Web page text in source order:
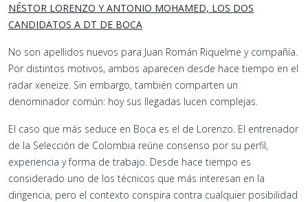
NÉSTOR LORENZO Y ANTONIO MOHAMED, LOS DOS
CANDIDATOS A DT DE BOCA
No son apellidos nuevos para Juan Román Riquelme y compañía.
Por distintos motivos, ambos aparecen desde hace tiempo en el
radar xeneize. Sin embargo, también comparten un
denominador común: hoy sus llegadas lucen complejas.
El caso que más seduce en Boca es el de Lorenzo. El entrenador
de la Selección de Colombia reúne consenso por su perfil,
experiencia y forma de trabajo. Desde hace tiempo es
considerado uno de los técnicos que más interesan en la
dirigencia, pero el contexto conspira contra cualquier posibilidad